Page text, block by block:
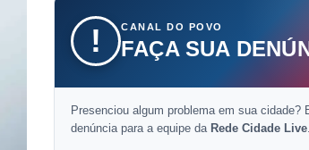
! CANAL DO POVO
FAÇA SUA
Presenciou algum problema em sua cidade?
denúncia para a equipe da Rede Cidade Live.